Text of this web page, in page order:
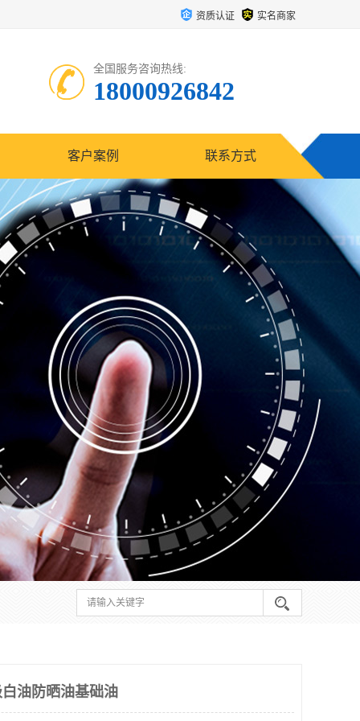
资质认证 实名商家
全国服务咨询热线:
18000926842
客户案例 联系方式
油防晒油基础油